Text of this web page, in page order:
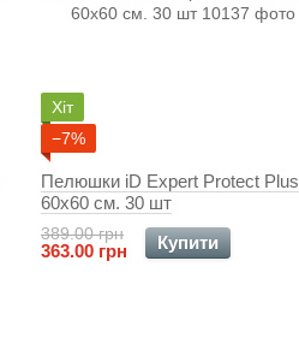
Хіт
−7%
Пелюшки iD Expert Protect Plus
60x60 см. 30 шт
389.00 грн
363.00 грн Купити